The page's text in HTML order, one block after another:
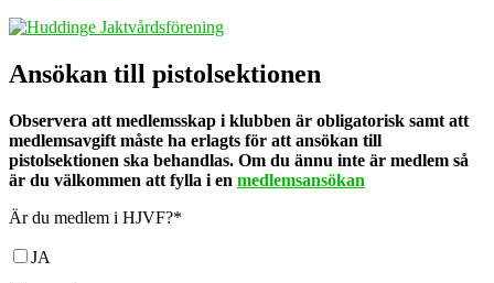
Ansökan till pistolsektionen
Observera att medlemsskap i klubben är obligatorisk samt att
medlemsavgift måste ha erlagts för att ansökan till
pistolsektionen ska behandlas. Om du ännu inte är medlem så
är du välkommen att fylla i en medlemsansökan
Är du medlem i HJVF?*
JA